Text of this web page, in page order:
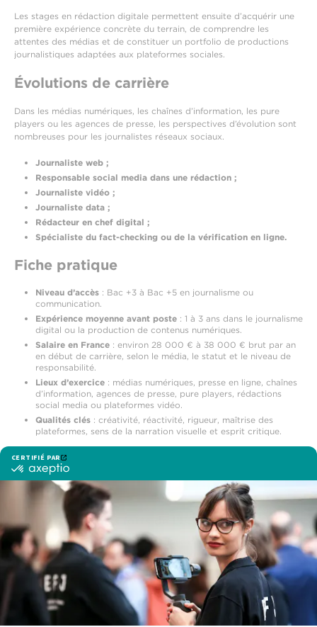
Les stages en rédaction digitale permettent ensuite d’acquérir une
première expérience concrète du terrain, de comprendre les
attentes des médias et de constituer un portfolio de productions
journalistiques adaptées aux plateformes sociales.
Évolutions de carrière
Dans les médias numériques, les chaînes d’information, les pure
players ou les agences de presse, les perspectives d’évolution sont
nombreuses pour les journalistes réseaux sociaux.
Journaliste web ;
Responsable social media dans une rédaction ;
Journaliste vidéo ;
Journaliste data ;
Rédacteur en chef digital ;
Spécialiste du fact-checking ou de la vérification en ligne.
Fiche pratique
Niveau d’accès : Bac +3 à Bac +5 en journalisme ou
communication.
Expérience moyenne avant poste : 1 à 3 ans dans le journalisme
digital ou la production de contenus numériques.
Salaire en France : environ 28 000 € à 38 000 € brut par an
en début de carrière, selon le média, le statut et le niveau de
responsabilité.
Lieux d’exercice : médias numériques, presse en ligne, chaînes
d’information, agences de presse, pure players, rédactions
social media ou plateformes vidéo.
Qualités clés : créativité, réactivité, rigueur, maîtrise des
plateformes, sens de la narration visuelle et esprit critique.
Les points forts de l’EFJ
L’EFJ, l’école du nouveau journalisme, forme
des journalistes capables de produire, adapter
et diffuser l’information sur les nouveaux
supports numériques. Les étudiants
apprennent à comprendre les usages des
plateformes tout en conservant une exigence
journalistique forte.